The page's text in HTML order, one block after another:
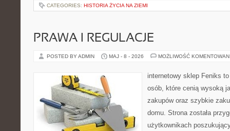
CATEGORIES: HISTORIA ŻYCIA NA ZIEMI
PRAWA I REGULACJE
POSTED BY ADMIN MAJ - 8 - 2026 MOŻLIWOŚĆ
internetowy sklep Feniks
osób, które cenią wysoką
zakupów oraz szybkie
domu. Strona została
użytkownikach